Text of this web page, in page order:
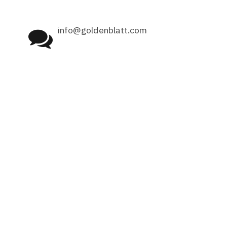
info@goldenblatt.com